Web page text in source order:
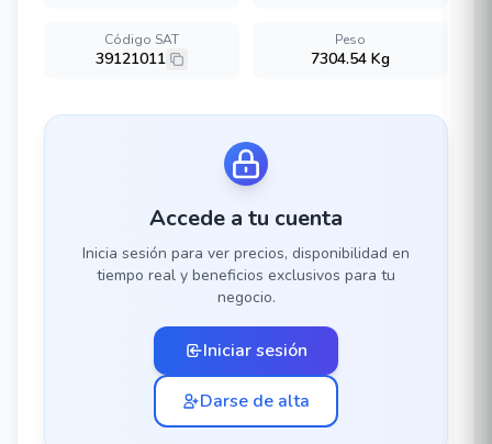
Código SAT
39121011
Peso
7304.54 Kg
Accede a tu cuenta
Inicia sesión para ver precios, disponibilidad en
tiempo real y beneficios exclusivos para tu
negocio.
Iniciar sesión
Darse de alta